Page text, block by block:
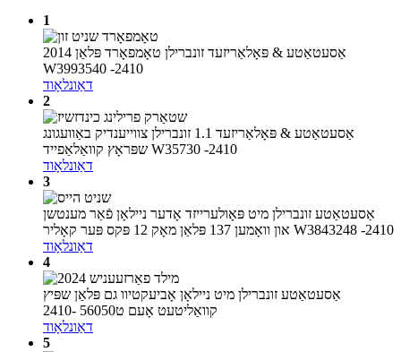
1
אַסעטאַטע & פּאָלאַריזעד זונברילן טאָמפאָרד פּלאַן 2014
W3993540 -2410
דאַונלאָוד
2
אַסעטאַטע & פּאָלאַריזעד 1.1 זונברילן צווייענדיק באַוועגונג
שפּראָץ קוואַלאַפייד W35730 -2410
דאַונלאָוד
3
אַסעטאַטע זונברילן מיט פּאָולערייזד אָדער ניילאָן פֿאַר מענטשן
און וואָמען 137 פּלאַן מאָק 12 פּקס פּער קאָליר W3843248 -2410
דאַונלאָוד
4
אַסעטאַטע זונברילן מיט ניילאָן אָביעקטיוו גם פּלאַן שפּיץ
קוואַליטעט אָעם ט56050 -2410
דאַונלאָוד
5